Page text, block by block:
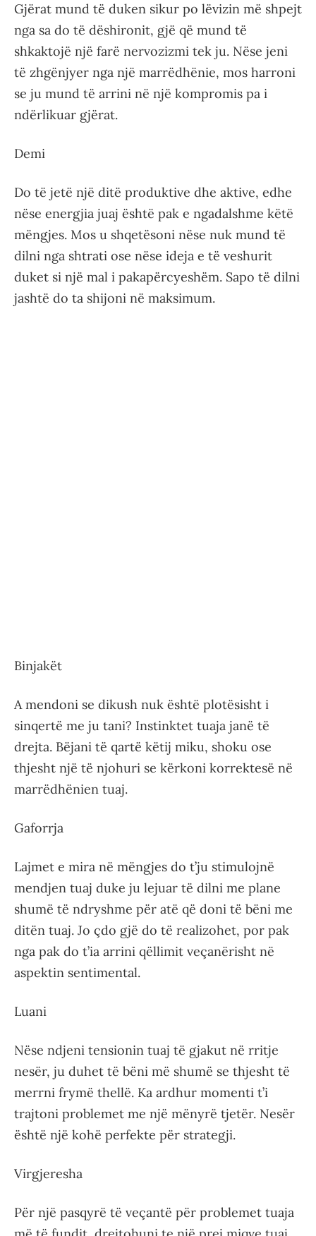
Gjërat mund të duken sikur po lëvizin më shpejt
nga sa do të dëshironit, gjë që mund të
shkaktojë një farë nervozizmi tek ju. Nëse jeni
të zhgënjyer nga një marrëdhënie, mos harroni
se ju mund të arrini në një kompromis pa i
ndërlikuar gjërat.
Demi
Do të jetë një ditë produktive dhe aktive, edhe
nëse energjia juaj është pak e ngadalshme këtë
mëngjes. Mos u shqetësoni nëse nuk mund të
dilni nga shtrati ose nëse ideja e të veshurit
duket si një mal i pakapërcyeshëm. Sapo të dilni
jashtë do ta shijoni në maksimum.
Binjakët
A mendoni se dikush nuk është plotësisht i
sinqertë me ju tani? Instinktet tuaja janë të
drejta. Bëjani të qartë këtij miku, shoku ose
thjesht një të njohuri se kërkoni korrektesë në
marrëdhënien tuaj.
Gaforrja
Lajmet e mira në mëngjes do t’ju stimulojnë
mendjen tuaj duke ju lejuar të dilni me plane
shumë të ndryshme për atë që doni të bëni me
ditën tuaj. Jo çdo gjë do të realizohet, por pak
nga pak do t’ia arrini qëllimit veçanërisht në
aspektin sentimental.
Luani
Nëse ndjeni tensionin tuaj të gjakut në rritje
nesër, ju duhet të bëni më shumë se thjesht të
merrni frymë thellë. Ka ardhur momenti t’i
trajtoni problemet me një mënyrë tjetër. Nesër
është një kohë perfekte për strategji.
Virgjeresha
Për një pasqyrë të veçantë për problemet tuaja